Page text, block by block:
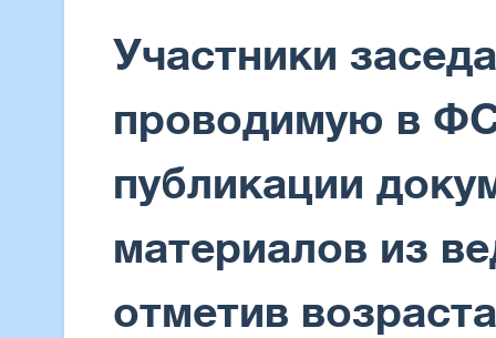
Участники
проводимую в
публикации
материалов из
отметив